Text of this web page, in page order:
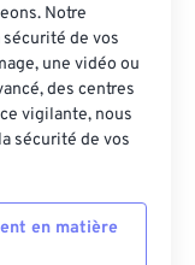
Notre
de vos
une vidéo ou
des centres
vigilante, nous
sécurité de vos
en matière